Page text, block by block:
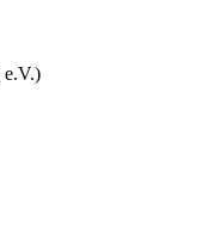
e.V.)